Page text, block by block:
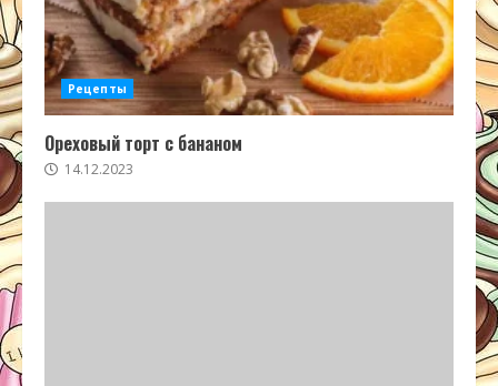
Рецепты
Ореховый торт с бананом
14.12.2023